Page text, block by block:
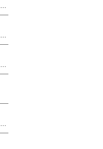
花嫁様からのお写真 | ラウンド・クラッチ
花嫁様からのお写真 | キャスケード・オーバル
花嫁様からのお写真 | リース・ボール・バック
花嫁様からのお写真 | 花冠・リストレット等